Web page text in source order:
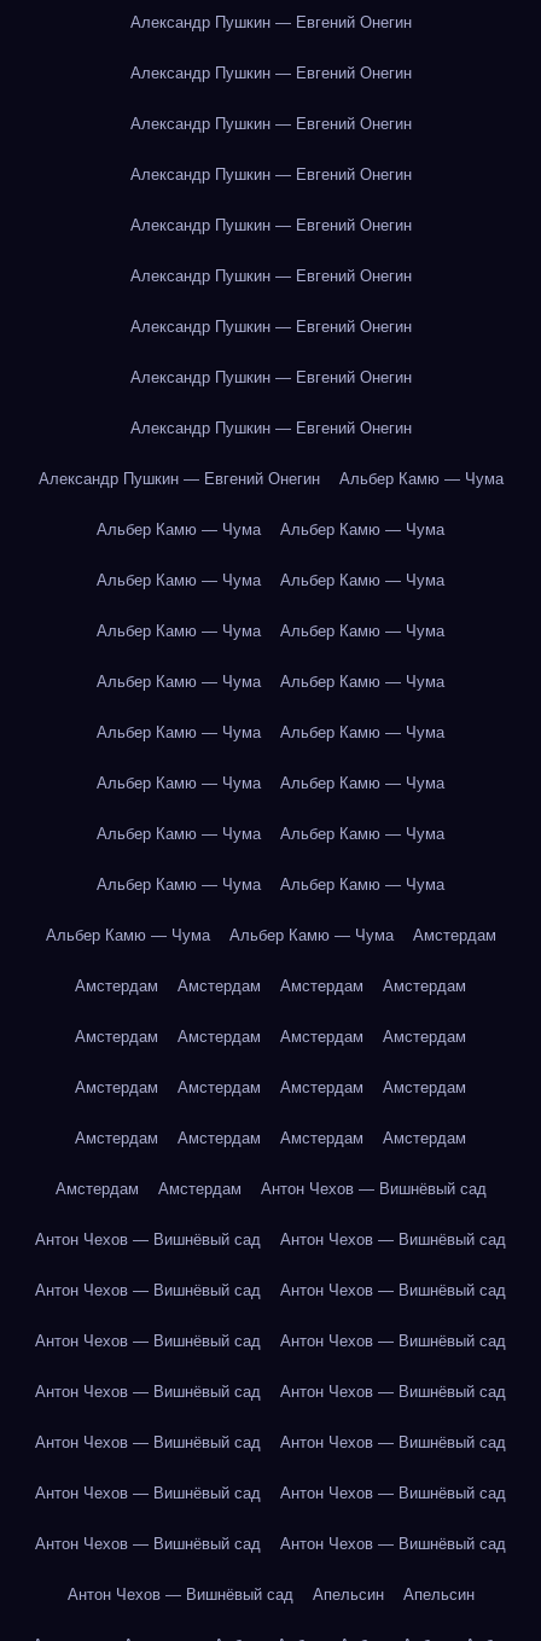
Александр Пушкин — Евгений Онегин
Александр Пушкин — Евгений Онегин
Александр Пушкин — Евгений Онегин
Александр Пушкин — Евгений Онегин
Александр Пушкин — Евгений Онегин
Александр Пушкин — Евгений Онегин
Александр Пушкин — Евгений Онегин
Александр Пушкин — Евгений Онегин
Александр Пушкин — Евгений Онегин
Александр Пушкин — Евгений Онегин Альбер Камю — Чума
Альбер Камю — Чума Альбер Камю — Чума
Альбер Камю — Чума Альбер Камю — Чума
Альбер Камю — Чума Альбер Камю — Чума
Альбер Камю — Чума Альбер Камю — Чума
Альбер Камю — Чума Альбер Камю — Чума
Альбер Камю — Чума Альбер Камю — Чума
Альбер Камю — Чума Альбер Камю — Чума
Альбер Камю — Чума Альбер Камю — Чума
Альбер Камю — Чума Альбер Камю — Чума Амстердам
Амстердам Амстердам Амстердам Амстердам
Амстердам Амстердам Амстердам Амстердам
Амстердам Амстердам Амстердам Амстердам
Амстердам Амстердам Амстердам Амстердам
Амстердам Амстердам Антон Чехов — Вишнёвый сад
Антон Чехов — Вишнёвый сад Антон Чехов — Вишнёвый сад
Антон Чехов — Вишнёвый сад Антон Чехов — Вишнёвый сад
Антон Чехов — Вишнёвый сад Антон Чехов — Вишнёвый сад
Антон Чехов — Вишнёвый сад Антон Чехов — Вишнёвый сад
Антон Чехов — Вишнёвый сад Антон Чехов — Вишнёвый сад
Антон Чехов — Вишнёвый сад Антон Чехов — Вишнёвый сад
Антон Чехов — Вишнёвый сад Антон Чехов — Вишнёвый сад
Антон Чехов — Вишнёвый сад Апельсин Апельсин